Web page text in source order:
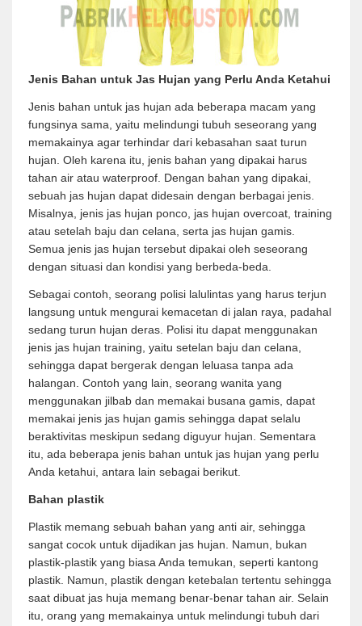
Jenis Bahan untuk Jas Hujan yang Perlu Anda Ketahui
Jenis bahan untuk jas hujan ada beberapa macam yang
fungsinya sama, yaitu melindungi tubuh seseorang yang
memakainya agar terhindar dari kebasahan saat turun
hujan. Oleh karena itu, jenis bahan yang dipakai harus
tahan air atau waterproof. Dengan bahan yang dipakai,
sebuah jas hujan dapat didesain dengan berbagai jenis.
Misalnya, jenis jas hujan ponco, jas hujan overcoat, training
atau setelah baju dan celana, serta jas hujan gamis.
Semua jenis jas hujan tersebut dipakai oleh seseorang
dengan situasi dan kondisi yang berbeda-beda.
Sebagai contoh, seorang polisi lalulintas yang harus terjun
langsung untuk mengurai kemacetan di jalan raya, padahal
sedang turun hujan deras. Polisi itu dapat menggunakan
jenis jas hujan training, yaitu setelan baju dan celana,
sehingga dapat bergerak dengan leluasa tanpa ada
halangan. Contoh yang lain, seorang wanita yang
menggunakan jilbab dan memakai busana gamis, dapat
memakai jenis jas hujan gamis sehingga dapat selalu
beraktivitas meskipun sedang diguyur hujan. Sementara
itu, ada beberapa jenis bahan untuk jas hujan yang perlu
Anda ketahui, antara lain sebagai berikut.
Bahan plastik
Plastik memang sebuah bahan yang anti air, sehingga
sangat cocok untuk dijadikan jas hujan. Namun, bukan
plastik-plastik yang biasa Anda temukan, seperti kantong
plastik. Namun, plastik dengan ketebalan tertentu sehingga
saat dibuat jas huja memang benar-benar tahan air. Selain
itu, orang yang memakainya untuk melindungi tubuh dari